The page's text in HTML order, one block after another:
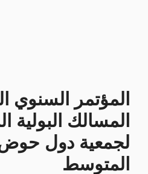
المؤتمر السنوي
المسالك البولية
لجمعية دول حوض
المتوسط